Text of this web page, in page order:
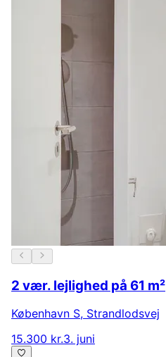
2 vær. lejlighed på 61 m²
København S, Strandlodsvej
15.300 kr.3. juni